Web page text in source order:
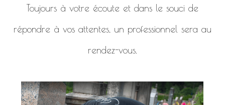
Toujours à votre écoute et dans le souci de
répondre à vos attentes, un professionnel sera au
rendez-vous.